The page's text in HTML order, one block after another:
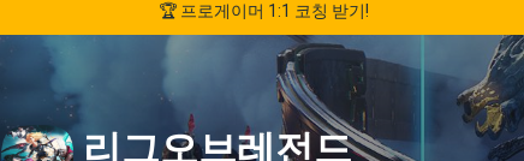
🏆 프로게이머 1:1 코칭 받기!
리그오브레전드